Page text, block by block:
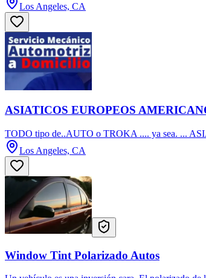
Los Angeles, CA
ASIATICOS EUROPEOS
TODO tipo de..AUTO o TROKA .... ya sea. ...
Los Angeles, CA
Window Tint Polarizado Autos